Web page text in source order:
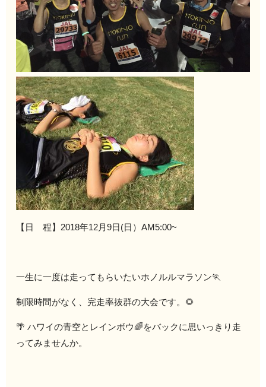
【日 程】2018年12月9日(日）AM5:00~
一生に一度は走ってもらいたいホノルルマラソン🏃
制限時間がなく、完走率抜群の大会です。🌻
🌴 ハワイの青空とレインボウ🌈をバックに思いっきり走
ってみませんか。